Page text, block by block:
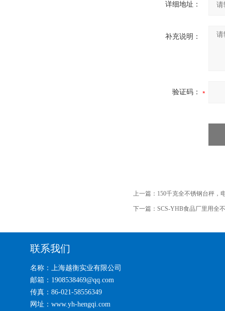
详细地址：
补充说明：
验证码：
上一篇： 150千克全不锈钢台秤，
下一篇： SCS-YHB食品厂里用全
联系我们
名称：上海越衡实业有限公司
邮箱：1908538469@qq.com
传真：86-021-58556349
网址：www.yh-hengqi.com